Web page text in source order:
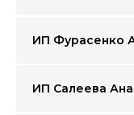
ИП Фурасенко
ИП Салеева